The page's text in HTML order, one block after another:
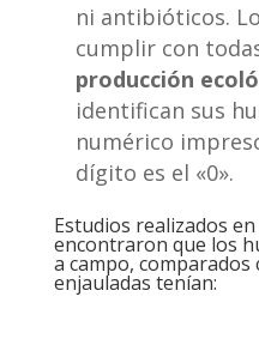
ni antibióticos.
cumplir con
producción
identifican sus
numérico
dígito es el «0».
Estudios realizados
encontraron que los
a campo, comparados
enjauladas tenían: